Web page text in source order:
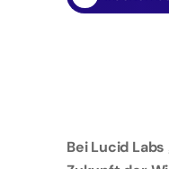
Bei Lucid